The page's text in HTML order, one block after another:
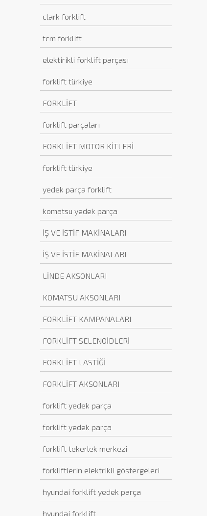
clark forklift
tcm forklift
elektirikli forklift parçası
forklift türkiye
FORKLİFT
forklift parçaları
FORKLİFT MOTOR KİTLERİ
forklift türkiye
yedek parça forklift
komatsu yedek parça
İŞ VE İSTİF MAKİNALARI
İŞ VE İSTİF MAKİNALARI
LİNDE AKSONLARI
KOMATSU AKSONLARI
FORKLİFT KAMPANALARI
FORKLİFT SELENOİDLERİ
FORKLİFT LASTİĞİ
FORKLİFT AKSONLARI
forklift yedek parça
forklift yedek parça
forklift tekerlek merkezi
forkliftlerin elektrikli göstergeleri
hyundai forklift yedek parça
hyundai forklift